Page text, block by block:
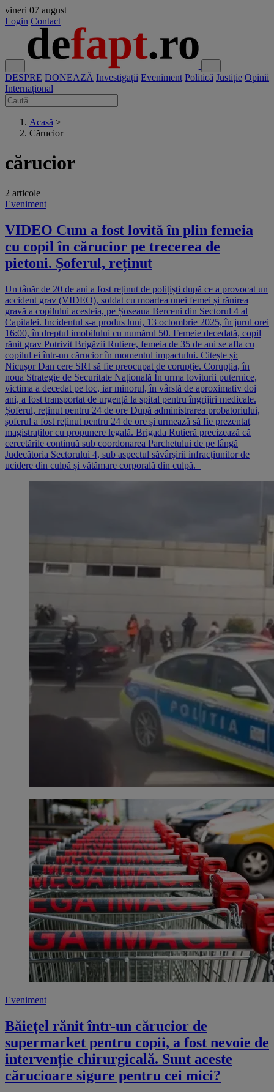
vineri 07 august
Login Contact
DESPRE DONEAZĂ Investigații Eveniment Politică Justiție Opinii
Internațional
Acasă >
Cărucior
cărucior
2 articole
Eveniment
VIDEO Cum a fost lovită în plin femeia
cu copil în cărucior pe trecerea de
pietoni. Șoferul, reținut
Un tânăr de 20 de ani a fost reținut de polițiști după ce a provocat un
accident grav (VIDEO), soldat cu moartea unei femei și rănirea
gravă a copilului acesteia, pe Șoseaua Berceni din Sectorul 4 al
Capitalei. Incidentul s-a produs luni, 13 octombrie 2025, în jurul orei
16:00, în dreptul imobilului cu numărul 50. Femeie decedată, copil
rănit grav Potrivit Brigăzii Rutiere, femeia de 35 de ani se afla cu
copilul ei într-un cărucior în momentul impactului. Citește și:
Nicușor Dan cere SRI să fie preocupat de corupție. Corupția, în
noua Strategie de Securitate Națională În urma loviturii puternice,
victima a decedat pe loc, iar minorul, în vârstă de aproximativ doi
ani, a fost transportat de urgență la spital pentru îngrijiri medicale.
Șoferul, reținut pentru 24 de ore După administrarea probatoriului,
șoferul a fost reținut pentru 24 de ore și urmează să fie prezentat
magistraților cu propunere legală. Brigada Rutieră precizează că
cercetările continuă sub coordonarea Parchetului de pe lângă
Judecătoria Sectorului 4, sub aspectul săvârșirii infracțiunilor de
ucidere din culpă și vătămare corporală din culpă.
Eveniment
Băiețel rănit într-un cărucior de
supermarket pentru copii, a fost nevoie de
intervenție chirurgicală. Sunt aceste
cărucioare sigure pentru cei mici?